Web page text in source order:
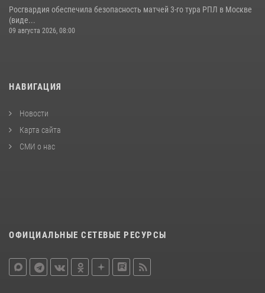
Росгвардия обеспечила безопасность матчей 3-го тура РПЛ в Москве
(виде...
09 августа 2026, 08:00
НАВИГАЦИЯ
Новости
Карта сайта
СМИ о нас
ОФИЦИАЛЬНЫЕ СЕТЕВЫЕ РЕСУРСЫ